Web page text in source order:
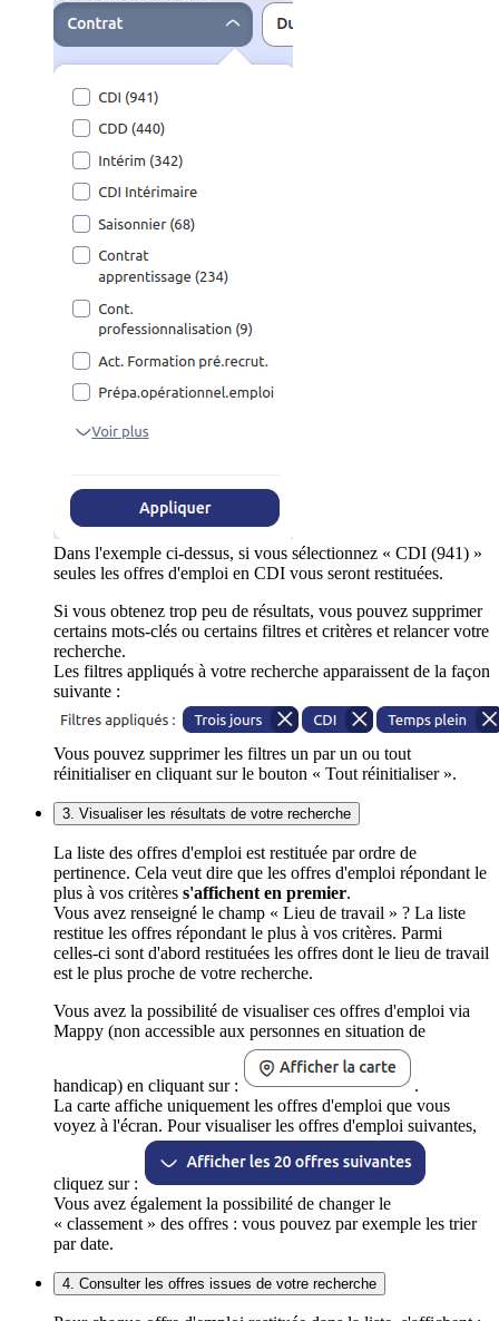
Dans l'exemple ci-dessus, si vous sélectionnez « CDI (941) »
seules les offres d'emploi en CDI vous seront restituées.
Si vous obtenez trop peu de résultats, vous pouvez supprimer
certains mots-clés ou certains filtres et critères et relancer votre
recherche.
Les filtres appliqués à votre recherche apparaissent de la façon
suivante :
Vous pouvez supprimer les filtres un par un ou tout
réinitialiser en cliquant sur le bouton « Tout réinitialiser ».
3. Visualiser les résultats de votre recherche
La liste des offres d'emploi est restituée par ordre de
pertinence. Cela veut dire que les offres d'emploi répondant le
plus à vos critères s'affichent en premier.
Vous avez renseigné le champ « Lieu de travail » ? La liste
restitue les offres répondant le plus à vos critères. Parmi
celles-ci sont d'abord restituées les offres dont le lieu de travail
est le plus proche de votre recherche.
Vous avez la possibilité de visualiser ces offres d'emploi via
Mappy (non accessible aux personnes en situation de
handicap) en cliquant sur :
.
La carte affiche uniquement les offres d'emploi que vous
voyez à l'écran. Pour visualiser les offres d'emploi suivantes,
cliquez sur :
Vous avez également la possibilité de changer le
« classement » des offres : vous pouvez par exemple les trier
par date.
4. Consulter les offres issues de votre recherche